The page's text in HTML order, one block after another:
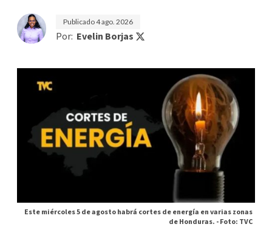
Publicado4 ago. 2026
Por: Evelin Borjas
Este miércoles 5 de agosto habrá cortes de energía en varias zonas
de Honduras. -Foto: TVC